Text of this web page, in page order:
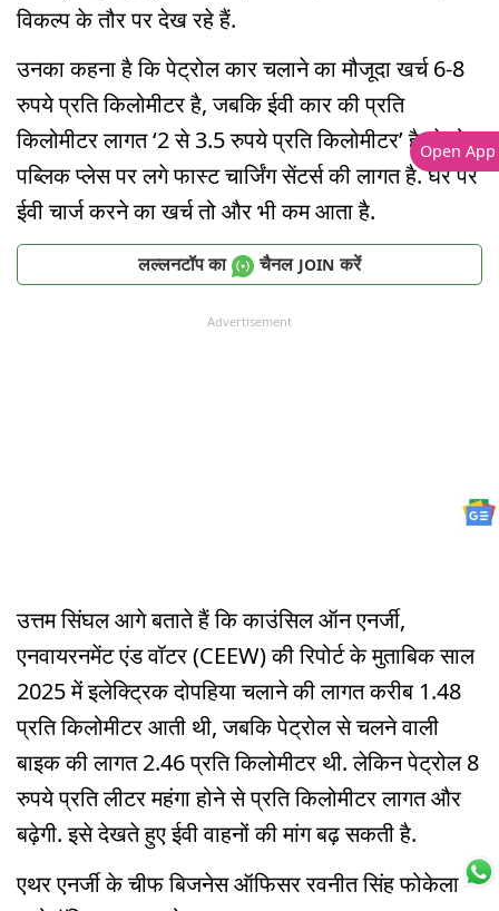
विकल्प के तौर पर देख रहे हैं.
उनका कहना है कि पेट्रोल कार चलाने का मौजूदा खर्च 6-8
रुपये प्रति किलोमीटर है, जबकि ईवी कार की प्रति
किलोमीटर लागत ‘2 से 3.5 रुपये प्रति किलोमीटर’ है. ये तो
पब्लिक प्लेस पर लगे फास्ट चार्जिंग सेंटर्स की लागत है. घर पर
ईवी चार्ज करने का खर्च तो और भी कम आता है.
लल्लनटॉप का चैनल JOIN करें
Advertisement
उत्तम सिंघल आगे बताते हैं कि काउंसिल ऑन एनर्जी,
एनवायरनमेंट एंड वॉटर (CEEW) की रिपोर्ट के मुताबिक साल
2025 में इलेक्ट्रिक दोपहिया चलाने की लागत करीब 1.48
प्रति किलोमीटर आती थी, जबकि पेट्रोल से चलने वाली
बाइक की लागत 2.46 प्रति किलोमीटर थी. लेकिन पेट्रोल 8
रुपये प्रति लीटर महंगा होने से प्रति किलोमीटर लागत और
बढ़ेगी. इसे देखते हुए ईवी वाहनों की मांग बढ़ सकती है.
एथर एनर्जी के चीफ बिजनेस ऑफिसर रवनीत सिंह फोकेला ने
Open App